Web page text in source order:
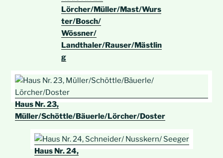
Lörcher/Müller/Mast/Wurs
ter/Bosch/
Wössner/
Landthaler/Rauser/Mästlin
g
Haus Nr. 23,
Müller/Schöttle/Bäuerle/Lörcher/Doster
Haus Nr. 24,